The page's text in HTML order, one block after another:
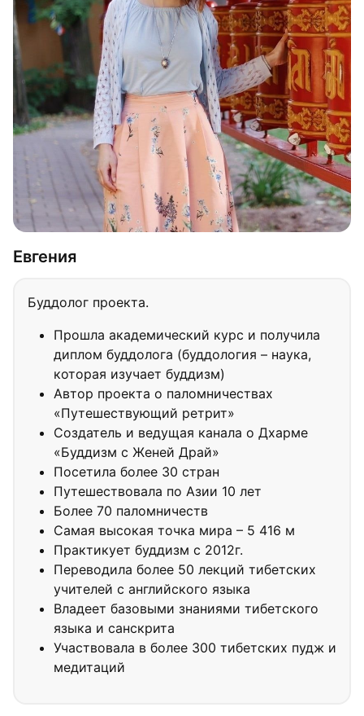
Евгения
Буддолог проекта.
Прошла академический курс и получила
диплом буддолога (буддология – наука,
которая изучает буддизм)
Автор проекта о паломничествах
«Путешествующий ретрит»
Создатель и ведущая канала о Дхарме
«Буддизм с Женей Драй»
Посетила более 30 стран
Путешествовала по Азии 10 лет
Более 70 паломничеств
Самая высокая точка мира – 5 416 м
Практикует буддизм с 2012г.
Переводила более 50 лекций тибетских
учителей с английского языка
Владеет базовыми знаниями тибетского
языка и санскрита
Участвовала в более 300 тибетских пудж и
медитаций